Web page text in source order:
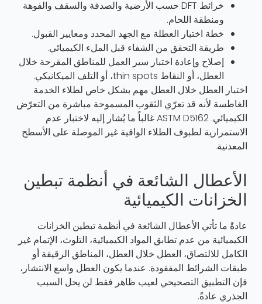
خرائط DFT حسب الأرضية والصدفة والسقف والفوهة
ومنطقة اللحام.
خطة اختبار العطلة مع الجهد المحدد ومعايير القبول.
طريقة التحقق من الشفاء قبل الملء الكيميائي.
إصلاح وإعادة اختبار سير العمل للمناطق المقرحة خلال
العطل، أو النقاط thin spots، أو التلف الميكانيكي.
اختبار العطل خلال العطل مهم بشكل خاص لطلاء الخدمة
الغاطسة لأنه قد تعرّي الثقوب المسموحة مباشرة من التعرّض
الكيميائي. ASTM D5162غالباً ما يُشار إليه لاختبار عدم
الاستمرارية لطبوف الطلاء الواقية غير الموصلة على الأسطح
المعدنية.
الأعطال الشائعة في أنظمة تبطين
الخزانات الكيميائية
عادةً ما تأتي الأعطال الشائعة في أنظمة تبطين الخزانات
الكيميائية من عدم تطابق المواد الكيميائية، التلوث، الإتمام غير
الكامل للالتصاق، العطل خلال العطل، المناطق الرقيقة أو
طبقات الشرائط المفقودة. عندما يكون العطل واسع الانتشار،
فإن التطبيق التصحيحي لعيب ظاهر فقط لن يحل السبب
الجذري عادةً.